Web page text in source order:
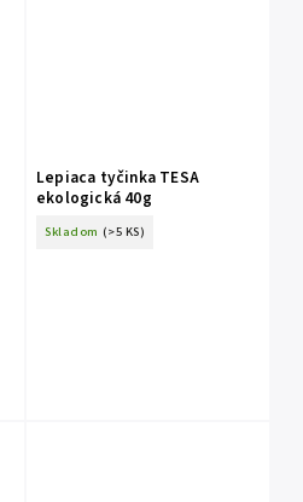
Lepiaca tyčinka TESA
ekologická 40g
Skladom (>5 KS)